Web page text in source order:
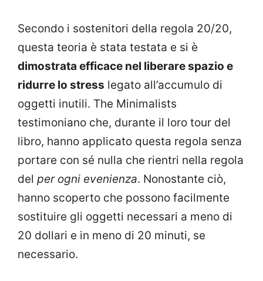
Secondo i sostenitori della regola 20/20,
questa teoria è stata testata e si è
dimostrata efficace nel liberare spazio e
ridurre lo stress legato all’accumulo di
oggetti inutili. The Minimalists
testimoniano che, durante il loro tour del
libro, hanno applicato questa regola senza
portare con sé nulla che rientri nella regola
del per ogni evenienza. Nonostante ciò,
hanno scoperto che possono facilmente
sostituire gli oggetti necessari a meno di
20 dollari e in meno di 20 minuti, se
necessario.